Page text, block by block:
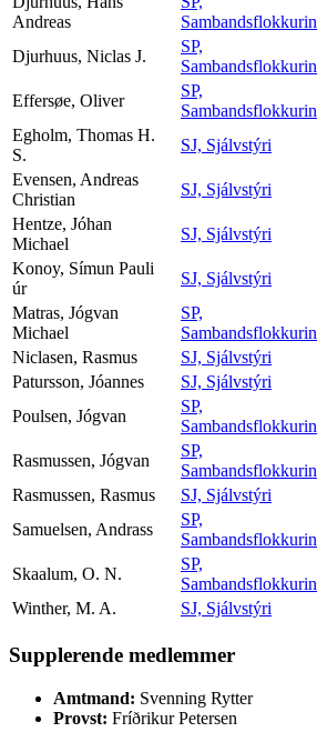
Andreas
Sambandsflokkurin
Djurhuus, Niclas J.
SP,
Sambandsflokkurin
Effersøe, Oliver
SP,
Sambandsflokkurin
Egholm, Thomas H.
S.
SJ, Sjálvstýri
Evensen, Andreas
Christian
SJ, Sjálvstýri
Hentze, Jóhan
Michael
SJ, Sjálvstýri
Konoy, Símun Pauli
úr
SJ, Sjálvstýri
Matras, Jógvan
Michael
SP,
Sambandsflokkurin
Niclasen, Rasmus
SJ, Sjálvstýri
Patursson, Jóannes
SJ, Sjálvstýri
Poulsen, Jógvan
SP,
Sambandsflokkurin
Rasmussen, Jógvan
SP,
Sambandsflokkurin
Rasmussen, Rasmus
SJ, Sjálvstýri
Samuelsen, Andrass
SP,
Sambandsflokkurin
Skaalum, O. N.
SP,
Sambandsflokkurin
Winther, M. A.
SJ, Sjálvstýri
Supplerende medlemmer
Amtmand: Svenning Rytter
Provst: Fríðrikur Petersen